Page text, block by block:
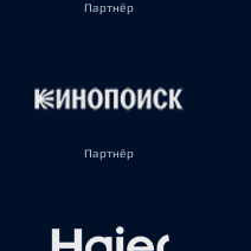
Партнёр
Партнёр